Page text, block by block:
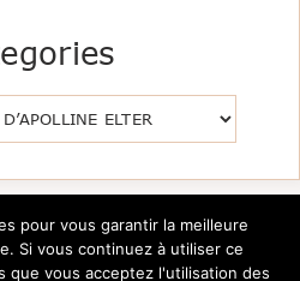
pour vous garantir la meilleure
Si vous continuez à utiliser ce
que vous acceptez l'utilisation des